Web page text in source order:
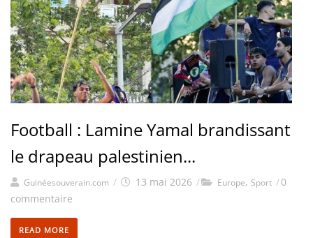
Football : Lamine Yamal brandissant
le drapeau palestinien...
Guinéesouverain.com / 13 mai 2026 / Europe, Sport /0
commentaire
READ MORE